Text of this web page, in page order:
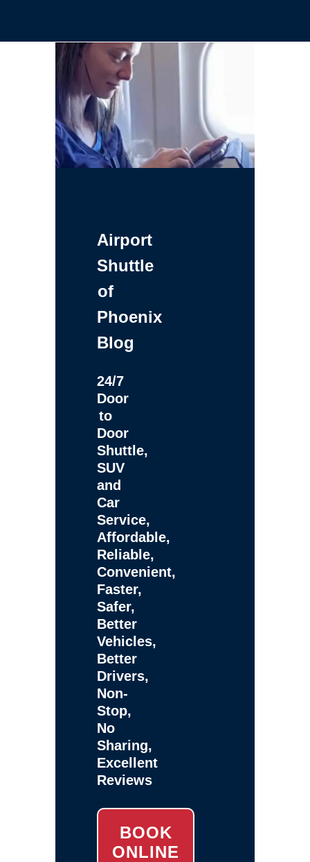
Airport
Shuttle
of
Phoenix
Blog
24/7
Door
to
Door
Shuttle,
SUV
and
Car
Service,
Affordable,
Reliable,
Convenient,
Faster,
Safer,
Better
Vehicles,
Better
Drivers,
Non-
Stop,
No
Sharing,
Excellent
Reviews
BOOK
ONLINE